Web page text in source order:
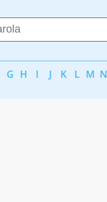
G H I J K L M N